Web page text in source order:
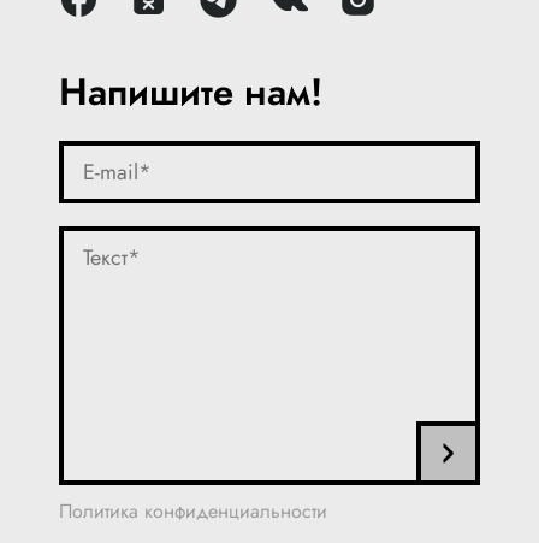
Напишите нам!
Политика конфиденциальности